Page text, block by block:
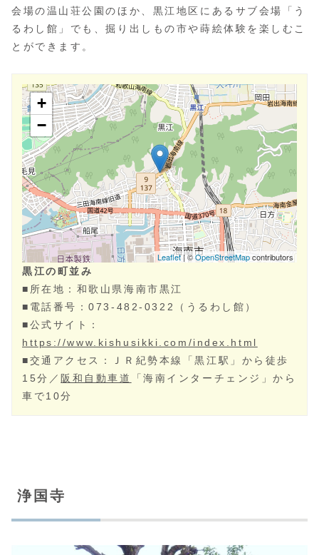
会場の温山荘公園のほか、黒江地区にあるサブ会場「う
るわし館」でも、掘り出しもの市や蒔絵体験を楽しむこ
とができます。
黒江の町並み
■所在地： 和歌山県海南市‎黒江
■電話番号：073-482-0322
（うるわし館）
■公式サイト：
https://www.kishusikki.com/index.html
■交通アクセス：ＪＲ紀勢本線「黒江駅」から徒歩
15分／ 阪和自動車道
「海南インターチェンジ」から
車で10分
浄国寺